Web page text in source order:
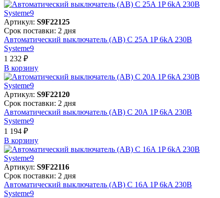
Артикул: S9F22125
Срок поставки: 2 дня
Автоматический выключатель (АВ) C 25A 1P 6kA 230В
Systeme9
1 232 ₽
В корзинy
Артикул: S9F22120
Срок поставки: 2 дня
Автоматический выключатель (АВ) C 20A 1P 6kA 230В
Systeme9
1 194 ₽
В корзинy
Артикул: S9F22116
Срок поставки: 2 дня
Автоматический выключатель (АВ) C 16A 1P 6kA 230В
Systeme9